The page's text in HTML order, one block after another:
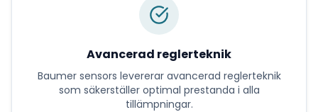
Avancerad reglerteknik
Baumer sensors levererar avancerad reglerteknik
som säkerställer optimal prestanda i alla
tillämpningar.